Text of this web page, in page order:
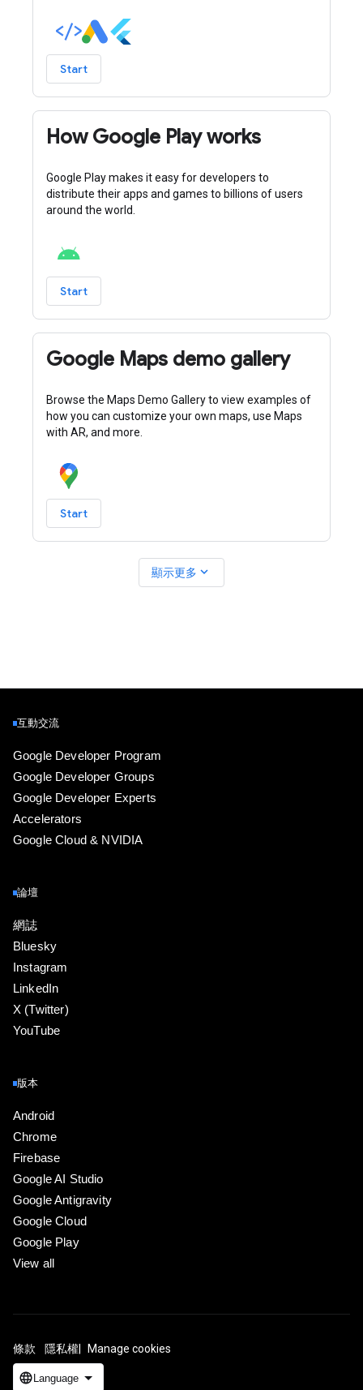
Start
How Google Play works
Google Play makes it easy for developers to
distribute their apps and games to billions of users
around the world.
Start
Google Maps demo gallery
Browse the Maps Demo Gallery to view examples of
how you can customize your own maps, use Maps
with AR, and more.
Start
顯示更多 expand_more
互動交流
Google Developer Program
Google Developer Groups
Google Developer Experts
Accelerators
Google Cloud & NVIDIA
論壇
網誌
Bluesky
Instagram
LinkedIn
X (Twitter)
YouTube
版本
Android
Chrome
Firebase
Google AI Studio
Google Antigravity
Google Cloud
Google Play
View all
條款 隱私權 Manage cookies